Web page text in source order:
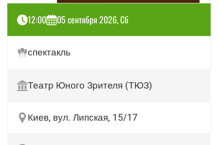
12:00 05 сентября 2026, Сб
спектакль
Театр Юного Зрителя (ТЮЗ)
Киев, вул. Липская, 15/17